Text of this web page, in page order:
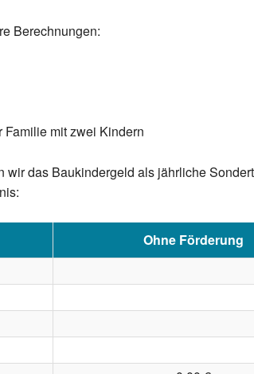
Berechnungen:
mit zwei Kindern
wir das Baukindergeld als jährliche
Ohne Förderung